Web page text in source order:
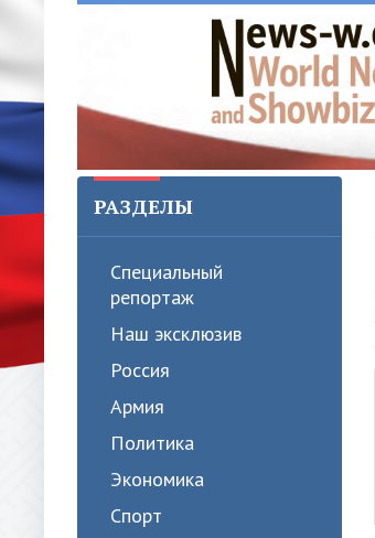
РАЗДЕЛЫ
Специальный
репортаж
Наш эксклюзив
Россия
Армия
Политика
Экономика
Спорт